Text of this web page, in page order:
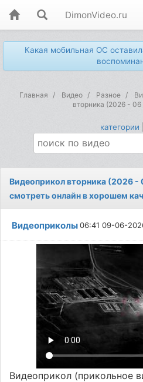
DimonVideo.ru
Какая мобильная ОС
Главная Видео Разное
вторника (2026 -
категории
Видеоприкол вторника (2026
смотреть онлайн в хорошем
Видеоприколы06:41 09-06-
Видеоприкол (прикольное